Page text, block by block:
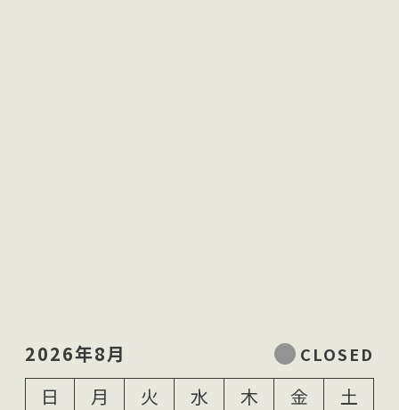
2026年8月
日
月 火 水 木 金
土